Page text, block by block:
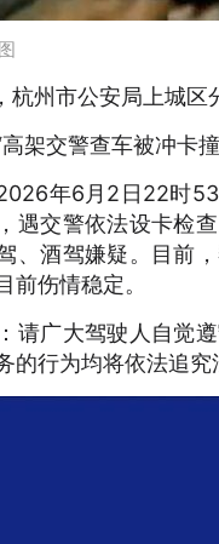
杭州市公安局上城区
架交警查车被冲卡
年6月2日22时
遇交警依法设卡检
、酒驾嫌疑。目前
前伤情稳定。
请广大驾驶人自觉
的行为均将依法追究